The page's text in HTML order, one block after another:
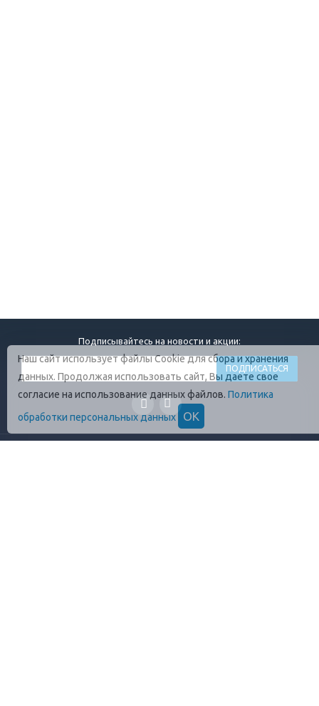
Подписывайтесь на новости и акции:
Наш сайт использует файлы Cookie для сбора и хранения
данных. Продолжая использовать сайт, Вы даете свое
согласие на использование данных файлов. Политика
обработки персональных данных
ОК